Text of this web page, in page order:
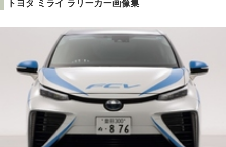
トヨタ ミライ ラリーカー画像集